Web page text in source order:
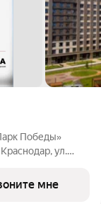
Победы»
ул.
построен дом
мне